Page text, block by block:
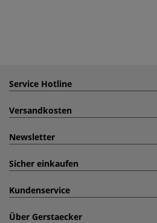
Service Hotline
Versandkosten
Newsletter
Sicher einkaufen
Kundenservice
Über Gerstaecker